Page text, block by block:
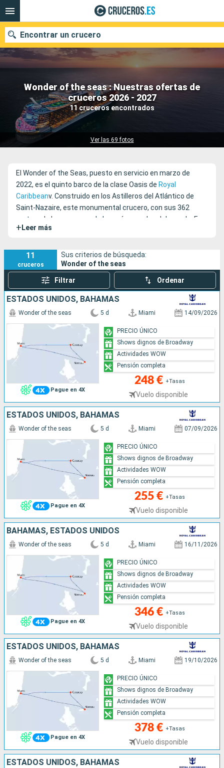
Wonder of the seas : Nuestras ofertas de
cruceros 2026 - 2027
11 cruceros encontrados
Ver las 69 fotos
Encontrar un crucero
Nuestros destinos
Fecha de salida
Puertos
El Wonder of the Seas, puesto en servicio en marzo de
2022, es el quinto barco de la clase Oasis de Royal
Caribbeanv. Construido en los Astilleros del Atlántico de
Saint-Nazaire, este monumental crucero, con sus 362
metros de largo, es uno de los más grandes del mundo. Fue
diseñado para ofrecer una experiencia de entretenimiento
únicos, que incluyen el barrio de suites, una novedad para la
clase Oasis. El Wonder of the Seas tiene varios barcos
gemelos, entre ellos el
Utopia of the Seas
, que se unió a la
flota en 2024.
+ Leer más
11
cruceros
Sus criterios de búsqueda:
Wonder of the seas
Filtrar Ordenar
ESTADOS UNIDOS, BAHAMAS
Pague en 4X
Wonder of the seas 5 d Miami 14/09/2026
248 € +Tasas
Vuelo disponible
PRECIO ÚNICO
Shows dignos de Broadway
Actividades WOW
Pensión completa
ESTADOS UNIDOS, BAHAMAS
Pague en 4X
Wonder of the seas 5 d Miami 07/09/2026
255 € +Tasas
Vuelo disponible
PRECIO ÚNICO
Shows dignos de Broadway
Actividades WOW
Pensión completa
BAHAMAS, ESTADOS UNIDOS
Pague en 4X
Wonder of the seas 5 d Miami 16/11/2026
346 € +Tasas
Vuelo disponible
PRECIO ÚNICO
Shows dignos de Broadway
Actividades WOW
Pensión completa
ESTADOS UNIDOS, BAHAMAS
Pague en 4X
Wonder of the seas 5 d Miami 19/10/2026
378 € +Tasas
Vuelo disponible
PRECIO ÚNICO
Shows dignos de Broadway
Actividades WOW
Pensión completa
ESTADOS UNIDOS, BAHAMAS